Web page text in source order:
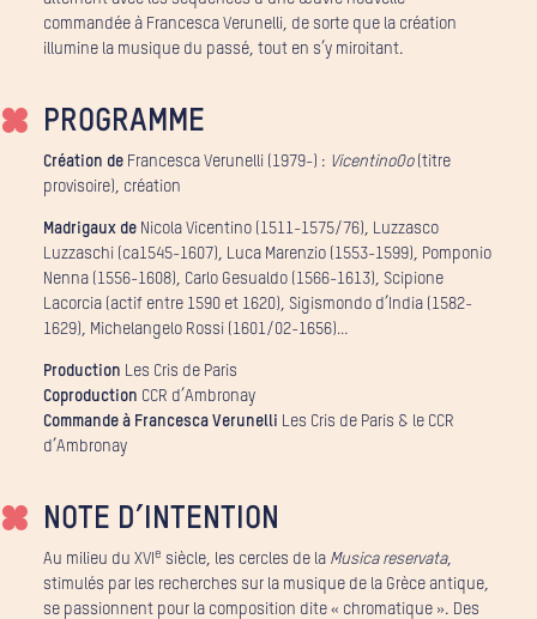
commandée à Francesca Verunelli, de sorte que la création
illumine la musique du passé, tout en s’y miroitant.
PROGRAMME
Création de Francesca Verunelli (1979-) : VicentinoOo (titre
provisoire), création
Madrigaux de Nicola Vicentino (1511-1575/76), Luzzasco
Luzzaschi (ca1545-1607), Luca Marenzio (1553-1599), Pomponio
Nenna (1556-1608), Carlo Gesualdo (1566-1613), Scipione
Lacorcia (actif entre 1590 et 1620), Sigismondo d’India (1582-
1629), Michelangelo Rossi (1601/02-1656)…
Production Les Cris de Paris
Coproduction CCR d’Ambronay
Commande à Francesca Verunelli Les Cris de Paris & le CCR
d’Ambronay
NOTE D’INTENTION
Au milieu du XVI e siècle, les cercles de la Musica reservata,
stimulés par les recherches sur la musique de la Grèce antique,
se passionnent pour la composition dite « chromatique ». Des